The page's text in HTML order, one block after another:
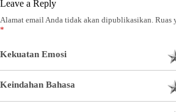
Leave a Reply
Alamat email Anda tidak akan dipublikasikan. Ruas
*
Kekuatan Emosi
Keindahan Bahasa